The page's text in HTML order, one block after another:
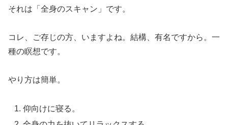
それは「全身のスキャン」です。
コレ、ご存じの方、いますよね。結構、有名ですから。一
種の瞑想です。
やり方は簡単。
仰向けに寝る。